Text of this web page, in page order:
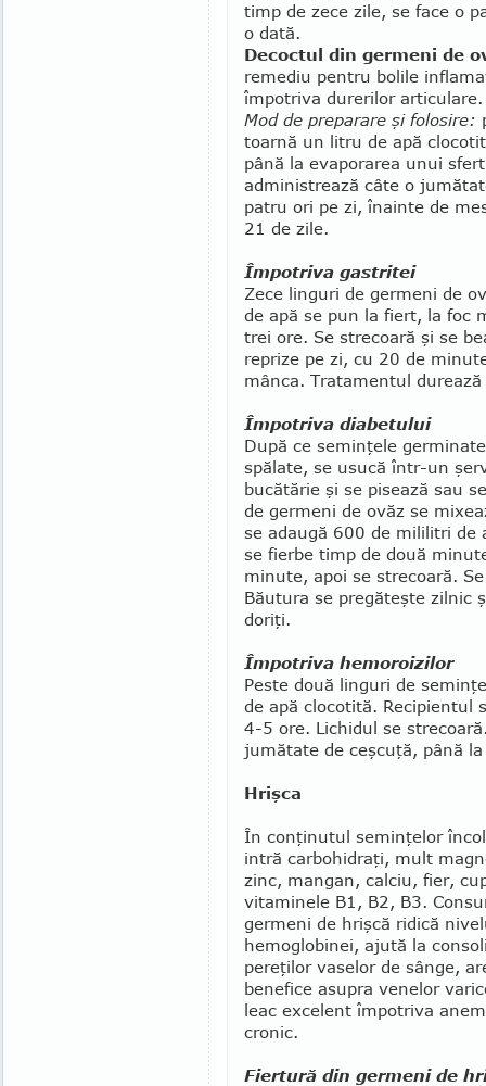
timp de zece zile, se face o
o dată.
Decoctul din germeni de
remediu pentru bolile
împotriva durerilor articulare.
Mod de preparare şi folosire:
toarnă un litru de apă
până la evaporarea unui
adminis­trea­ză câte o
patru ori pe zi, înainte de
21 de zile.
Împotriva gastritei
Zece linguri de germeni de
de apă se pun la fiert, la foc
trei ore. Se stre­coară şi se
reprize pe zi, cu 20 de
mânca. Tratamentul durează
Împotriva diabetului
După ce seminţele
spălate, se usucă într-un
bucătărie şi se pisează sau
de germeni de ovăz se
se adaugă 600 de mililitri de
se fierbe timp de două
minute, apoi se strecoară.
Băutura se pregăteşte zilnic
doriţi.
Împotriva hemoroizilor
Peste două linguri de
de apă clocotită. Recipientul
4-5 ore. Lichidul se
jumătate de ceşcuţă, până
Hrişca
În conţinutul se­min­ţelor
intră car­bo­hi­draţi, mult
zinc, mangan, calciu, fier,
vitaminele B1, B2, B3.
germeni de hrişcă ridică
hemoglobinei, ajută la
pereţilor vaselor de sânge,
benefice asupra venelor
leac excelent împotriva
cronic.
Fiertură din germeni de